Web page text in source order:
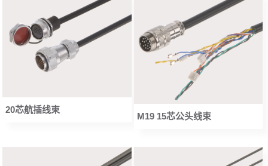
20芯航插线束
M19 15芯公头线束